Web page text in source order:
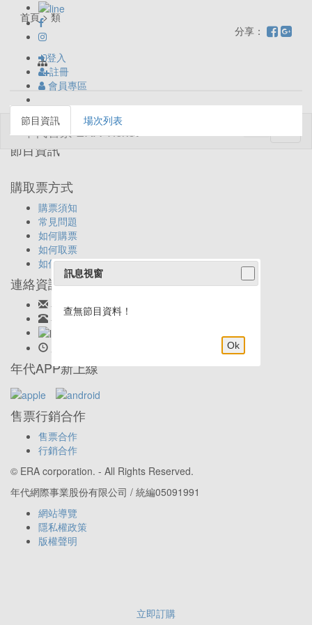
登入
註冊
會員專區
首頁 > 類
分享：
立即訂購
節目資訊 場次列表
節目資訊
購取票方式
購票須知
常見問題
如何購票
如何取票
如何退票
連絡資訊
客服信箱: ticket@eracom.com.tw
客服專線: 02-23419898
年代APP新上線
售票行銷合作
售票合作
行銷合作
© ERA corporation. - All Rights Reserved.
年代網際事業股份有限公司 / 統編05091991
網站導覽
隱私權政策
版權聲明
訊息視窗
查無節目資料！
Ok